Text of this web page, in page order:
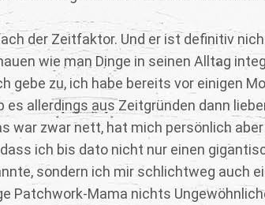
der Zeitfaktor. Und er ist definitiv
wie man Dinge in seinen Alltag
gebe zu, ich habe bereits vor einigen
es allerdings aus Zeitgründen dann
war zwar nett, hat mich persönlich
ich bis dato nicht nur einen
sondern ich mir schlichtweg auch
Patchwork-Mama nichts